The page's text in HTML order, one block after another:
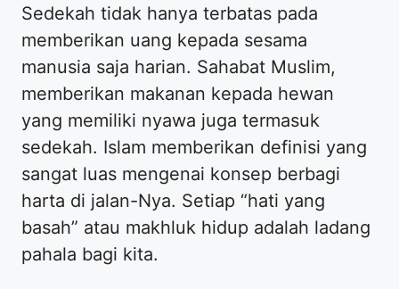
Sedekah tidak hanya terbatas pada
memberikan uang kepada sesama
manusia saja harian. Sahabat Muslim,
memberikan makanan kepada hewan
yang memiliki nyawa juga termasuk
sedekah. Islam memberikan definisi yang
sangat luas mengenai konsep berbagi
harta di jalan-Nya. Setiap “hati yang
basah” atau makhluk hidup adalah ladang
pahala bagi kita.